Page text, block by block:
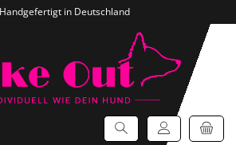
Handgefertigt in Deutschland